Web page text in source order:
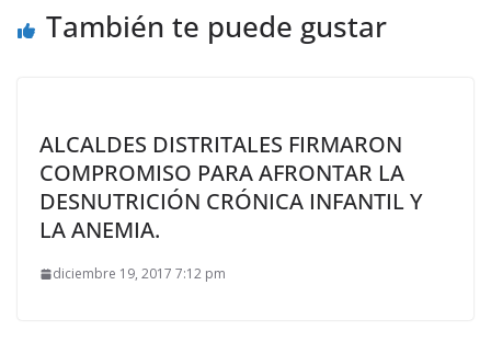
También te puede gustar
ALCALDES DISTRITALES FIRMARON
COMPROMISO PARA AFRONTAR LA
DESNUTRICIÓN CRÓNICA INFANTIL Y
LA ANEMIA.
diciembre 19, 2017 7:12 pm